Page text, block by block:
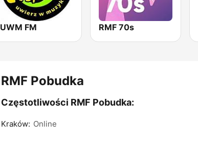
UWM FM RMF 70s
RMF Pobudka
Częstotliwości RMF Pobudka:
Kraków: Online